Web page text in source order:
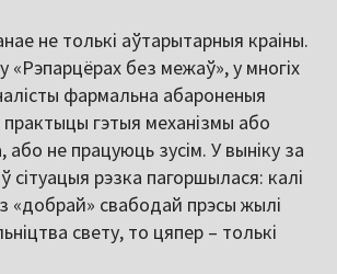
не толькі аўтарытарныя краіны.
«Рэпарцёрах без межаў», у многіх
фармальна абароненыя
гэтыя механізмы або
не працуюць зусім. У выніку за
сітуацыя рэзка пагоршылася: калі
«добрай» свабодай прэсы жылі
свету, то цяпер – толькі